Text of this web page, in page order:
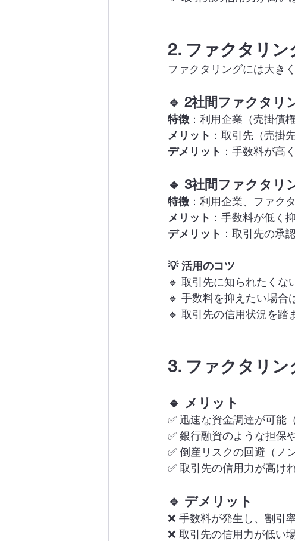
2. ファクタリン
ファクタリングには大き
🔹 2社間ファクタリ
特徴 ：利用企業（売掛債
メリット ：取引先（売掛
デメリット ：手数料が高
🔹 3社間ファクタリ
特徴 ：利用企業、ファク
メリット ：手数料が低く
デメリット ：取引先の承
💡 活用のコツ
🔹 取引先に知られたくな
🔹 手数料を抑えたい場合
🔹 取引先の信用状況を踏
3. ファクタリン
🔹 メリット
✅ 迅速な資金調達が可能
✅ 銀行融資のような担保
✅ 倒産リスクの回避（ノ
✅ 取引先の信用力が高け
🔹 デメリット
❌ 手数料が発生し、割引
❌ 取引先の信用力が低い